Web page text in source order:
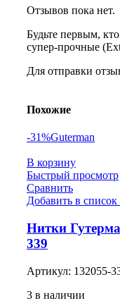
Отзывов пока нет.
Будьте первым,
супер-прочные
Для отправки
Похожие
-31%Guterman
В корзину
Быстрый просмотр
Сравнить
Добавить в
Нитки
339
Артикул: 132055-
3 в наличии